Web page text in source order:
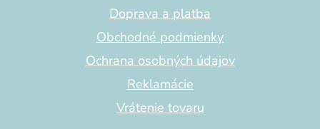
Doprava a platba
Obchodné podmienky
Ochrana osobných údajov
Reklamácie
Vrátenie tovaru